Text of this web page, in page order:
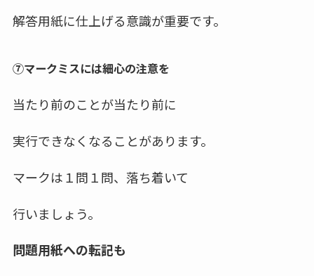
解答用紙に仕上げる意識が重要です。
⑦マークミスには細心の注意を
当たり前のことが当たり前に
実行できなくなることがあります。
マークは１問１問、落ち着いて
行いましょう。
問題用紙への転記も